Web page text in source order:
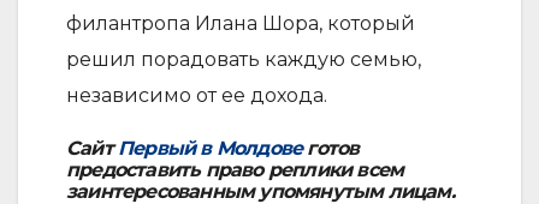
филантропа Илана Шора, который
решил порадовать каждую семью,
независимо от ее дохода.
СайтПервый в Молдовеготов
предоставить право реплики всем
заинтересованным упомянутым лицам.